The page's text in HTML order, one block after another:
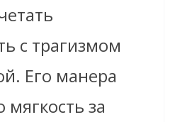
с трагизмом
Его манера
мягкость за